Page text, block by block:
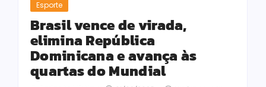
Esporte
Brasil vence de virada,
elimina República
Dominicana e avança às
quartas do Mundial